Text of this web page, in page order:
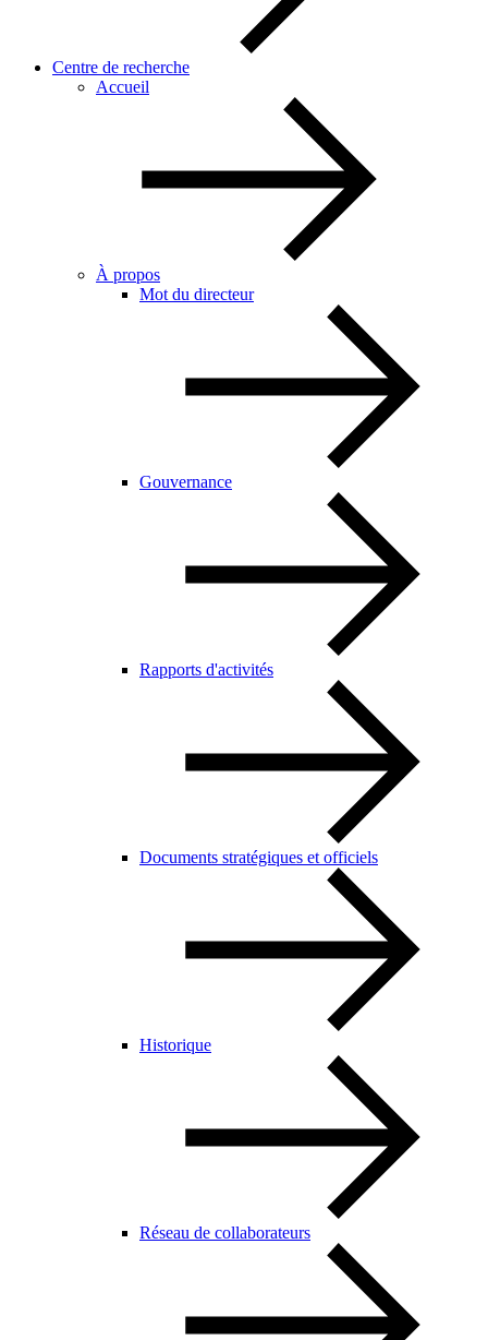
Centre de recherche
Accueil
À propos
Mot du directeur
Gouvernance
Rapports d'activités
Documents stratégiques et officiels
Historique
Réseau de collaborateurs